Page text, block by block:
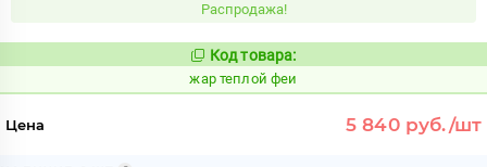
Распродажа!
Код:
371988
Код товара:
жар теплой феи
Цена 5 840 руб./шт